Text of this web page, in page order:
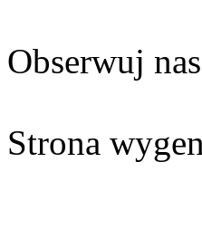
Obserwuj
Strona